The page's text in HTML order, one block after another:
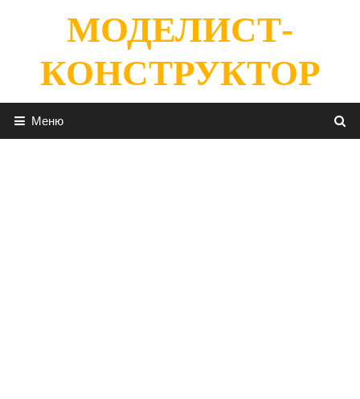
содержимомуМОДЕЛИСТ-
КОНСТРУКТОР
Меню